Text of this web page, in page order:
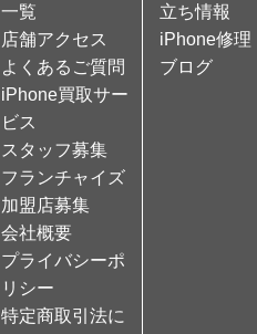
一覧
店舗アクセス
よくあるご質問
iPhone買取サー
ビス
スタッフ募集
フランチャイズ
加盟店募集
会社概要
プライバシーポ
リシー
特定商取引法に
立ち情報
iPhone修理
ブログ